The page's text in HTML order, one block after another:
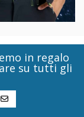
in regalo
su tutti gli